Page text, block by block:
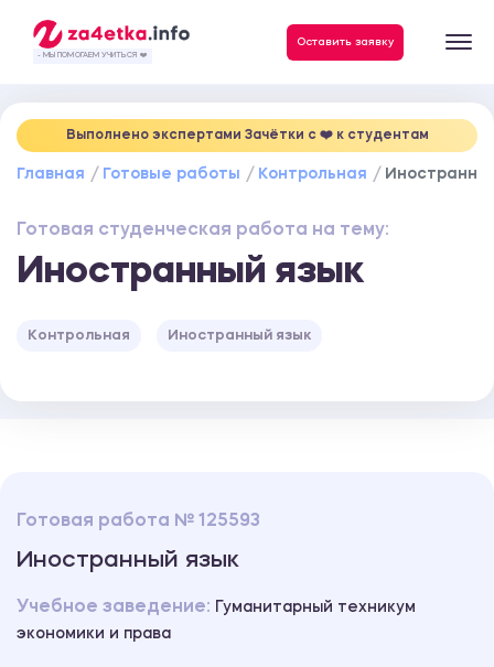
- МЫ ПОМОГАЕМ УЧИТЬСЯ ❤️
Оставить заявку
Выполнено экспертами Зачётки c ❤️ к студентам
Главная Готовые работы Контрольная
Готовая студенческая работа на тему:
Иностранный язык
Контрольная Иностранный язык
Готовая работа № 125593
Иностранный язык
Учебное заведение:
Гуманитарный техникум
экономики и права